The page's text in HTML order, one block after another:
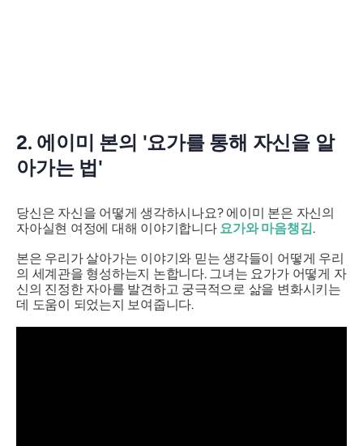
2. 에이미 본의 '요가를 통해 자신을 알
아가는 법'
당신은 자신을 어떻게 생각하시나요? 에이미 본은 자신의
자아실현 여정에 대해 이야기합니다 요가와 마음챙김.
본은 우리가 살아가는 이야기와 믿는 생각들이 어떻게 우리
의 세계관을 형성하는지 논합니다. 그녀는 요가가 어떻게 자
신의 진정한 자아를 발견하고 궁극적으로 삶을 변화시키는
데 도움이 되었는지 보여줍니다.